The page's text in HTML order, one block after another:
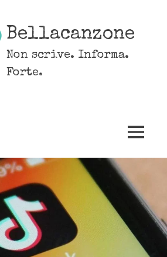
Bellacanzone
Non scrive. Informa.
Forte.
MENU